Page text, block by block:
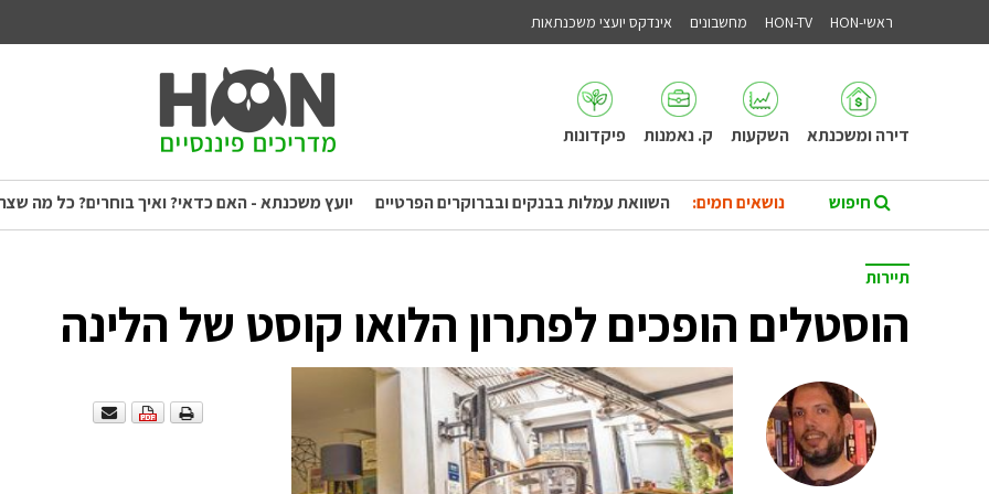
ראשי-HON HON-TV מחשבונים אינדקס יועצי משכנתאות
דירה ומשכנתא השקעות ק. נאמנות פיקדונות
נושאים חמים: השוואת עמלות בבנקים ובברוקרים הפרטיים יועץ משכנתא - האם כדאי? ואיך בוחרים? כל מה
תיירות
הוסטלים הופכים לפתרון הלואו קוסט של הלינה